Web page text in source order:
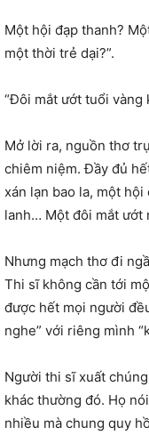
Một hội đạp thanh?
một thời trẻ dại?”.
“Đôi mắt ướt tuổi vàng
Mở lời ra, nguồn thơ
chiêm niệm. Đầy đủ
xán lạn bao la, một
lanh… Một đôi mắt ướt
Nhưng mạch thơ đi
Thi sĩ không cần tới
được hết mọi người
nghe” với riêng mình
Người thi sĩ xuất
khác thường đó. Họ
nhiều mà chung quy